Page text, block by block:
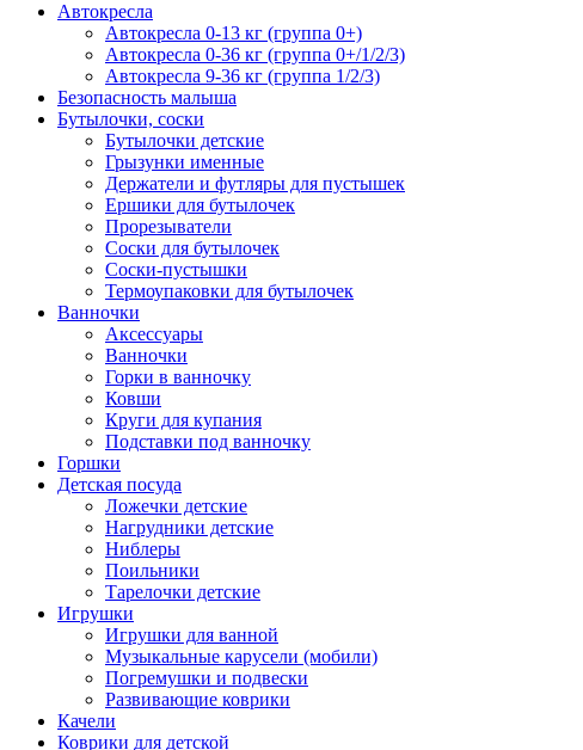
Автокресла
Автокресла 0-13 кг (группа 0+)
Автокресла 0-36 кг (группа 0+/1/2/3)
Автокресла 9-36 кг (группа 1/2/3)
Безопасность малыша
Бутылочки, соски
Бутылочки детские
Грызунки именные
Держатели и футляры для пустышек
Ершики для бутылочек
Прорезыватели
Соски для бутылочек
Соски-пустышки
Термоупаковки для бутылочек
Ванночки
Аксессуары
Ванночки
Горки в ванночку
Ковши
Круги для купания
Подставки под ванночку
Горшки
Детская посуда
Ложечки детские
Нагрудники детские
Ниблеры
Поильники
Тарелочки детские
Игрушки
Игрушки для ванной
Музыкальные карусели (мобили)
Погремушки и подвески
Развивающие коврики
Качели
Коврики для детской